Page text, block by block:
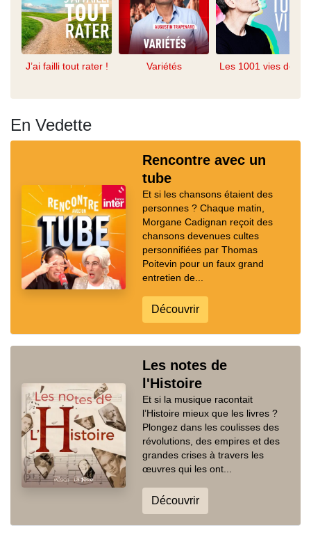
J’ai failli tout rater ! Variétés Les 1001 vies de...
En Vedette
Rencontre avec un
tube
Et si les chansons étaient des
personnes ? Chaque matin,
Morgane Cadignan reçoit des
chansons devenues cultes
personnifiées par Thomas
Poitevin pour un faux grand
entretien de...
Découvrir
Les notes de
l'Histoire
Et si la musique racontait
l’Histoire mieux que les livres ?
Plongez dans les coulisses des
révolutions, des empires et des
grandes crises à travers les
œuvres qui les ont...
Découvrir